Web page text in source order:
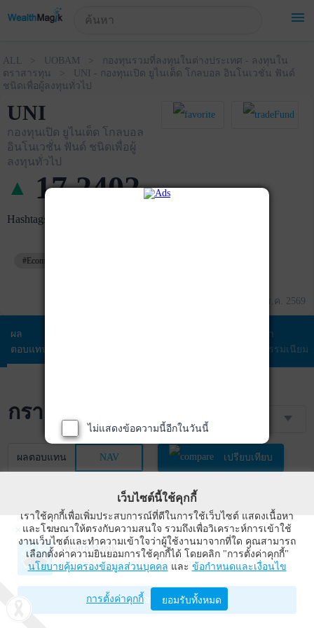
menu
ALL > UOBAM > กองทุนรวมที่ลงทุนในต่างประเทศ - ลงทุนใน
ตราสารทุน > UNI - กองทุนเปิด ยูไนเต็ด โกลบอล อินโนเวชั่น ฟันด์
ชนิดเพื่อผู้ลงทุนทั่วไป
UNI
กองทุนเปิด ยูไนเต็ด โกลบอล
อินโนเวชั่น ฟันด์ ชนิดเพื่อผู้
ลงทุนทั่วไป
▲ 17.2402+0.0078
Hashtags
#Ecommerce
ข้อมูล ณ วันที่ 05 ส.ค. 2569
ผล
ตอบแทน
ค่า
ธรรมเนียม
กราฟราคา NAV
ผลตอบแทน NAV เปรียบเทียบ
WealthMagik
Wealth Management System Limited
เปิดด้วยแอป WealthMagik
!-- Start Advertise -->
ไม่แสดงข้อความนี้อีกในวันนี้
เว็บไซต์นี้ใช้คุกกี้
เราใช้คุกกี้เพื่อเพิ่มประสบการณ์ที่ดีในการใช้เว็บไซต์ แสดงเนื้อหา
และโฆษณาให้ตรงกับความสนใจ รวมถึงเพื่อวิเคราะห์การเข้าใช้
งานเว็บไซต์และทำความเข้าใจว่าผู้ใช้งานมาจากที่ใด คุณสามารถ
เลือกตั้งค่าความยินยอมการใช้คุกกี้ได้ โดยคลิก "การตั้งค่าคุกกี้"
นโยบายคุ้มครองข้อมูลส่วนบุคคล และ ข้อกำหนดและเงื่อนไข
การตั้งค่าคุกกี้ ยอมรับทั้งหมด